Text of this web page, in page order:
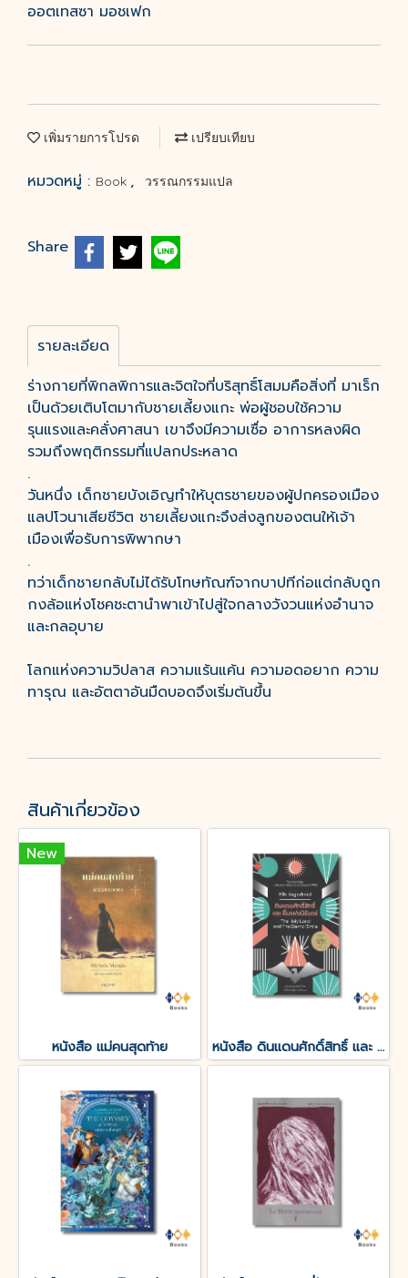
ออตเทสซา มอชเฟก
เพิ่มรายการโปรด เปรียบเทียบ
หมวดหมู่ : Book , วรรณกรรมแปล
Share
รายละเอียด
ร่างกายที่พิกลพิการและจิตใจที่บริสุทธิ์โสมมคือสิ่งที่ มาเร็ก
เป็นด้วยเติบโตมากับชายเลี้ยงแกะ พ่อผู้ชอบใช้ความ
รุนแรงและคลั่งศาสนา เขาจึงมีความเซื่อ อาการหลงผิด
รวมถึงพฤติกรรมที่แปลกประหลาด
.
วันหนึ่ง เด็กชายบังเอิญทําให้บุตรชายของผู้ปกครองเมือง
แลปโวนาเสียชีวิต ชายเลี้ยงแกะจึงส่งลูกของตนให้เจ้า
เมืองเพื่อรับการพิพากษา
.
ทว่าเด็กชายกลับไม่ได้รับโทษทัณฑ์จากบาปทีก่อแต่กลับถูก
กงล้อแห่งโชคชะตานําพาเข้าไปสู่ใจกลางวังวนแห่งอำนาจ
และกลอุบาย
โลกแห่งความวิปลาส ความแร้นแค้น ความอดอยาก ความ
ทารุณ และอัตตาอันมืดบอดจึงเริ่มต้นขึ้น
สินค้าเกี่ยวข้อง
New
หนังสือ แม่คนสุดท้าย หนังสือ ดินแดนศักดิ์สิทธิ์ และ ยิ้มแห่งนิรันดร์